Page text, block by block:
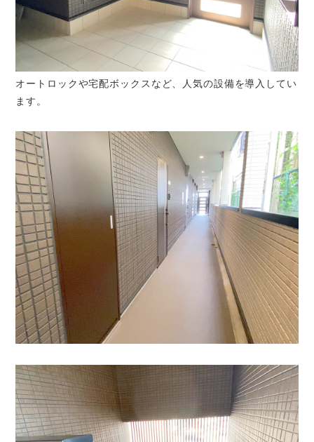
オートロックや宅配ボックスなど、人気の設備を導入してい
ます。